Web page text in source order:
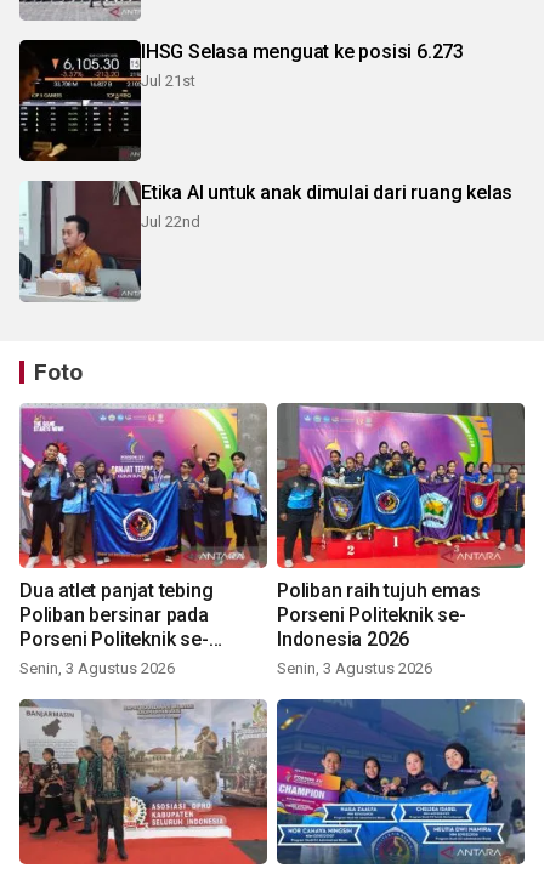
IHSG Selasa menguat ke posisi 6.273
Jul 21st
Etika AI untuk anak dimulai dari ruang kelas
Jul 22nd
Foto
Dua atlet panjat tebing
Poliban bersinar pada
Porseni Politeknik se-
Indonesia 2026
Senin, 3 Agustus 2026
Poliban raih tujuh emas
Porseni Politeknik se-
Indonesia 2026
Senin, 3 Agustus 2026